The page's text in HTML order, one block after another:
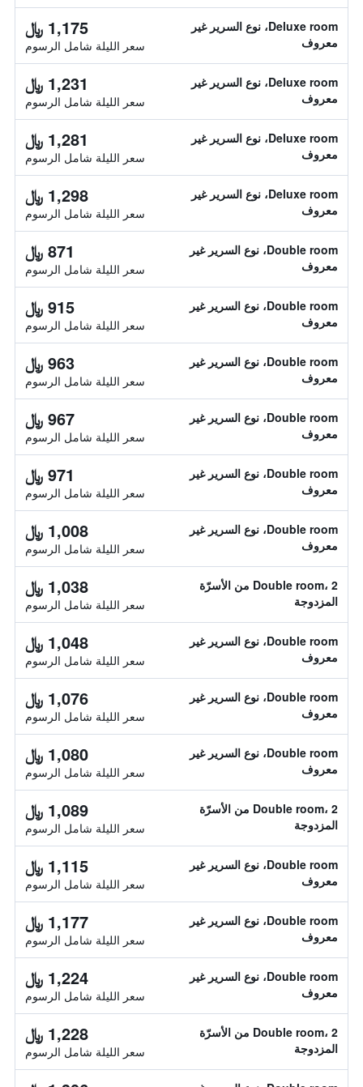
Deluxe room، نوع السرير غير
معروف
1,175 ﷼
سعر الليلة شامل الرسوم
Deluxe room، نوع السرير غير
معروف
1,231 ﷼
سعر الليلة شامل الرسوم
Deluxe room، نوع السرير غير
معروف
1,281 ﷼
سعر الليلة شامل الرسوم
Deluxe room، نوع السرير غير
معروف
1,298 ﷼
سعر الليلة شامل الرسوم
Double room، نوع السرير غير
معروف
871 ﷼
سعر الليلة شامل الرسوم
Double room، نوع السرير غير
معروف
915 ﷼
سعر الليلة شامل الرسوم
Double room، نوع السرير غير
معروف
963 ﷼
سعر الليلة شامل الرسوم
Double room، نوع السرير غير
معروف
967 ﷼
سعر الليلة شامل الرسوم
Double room، نوع السرير غير
معروف
971 ﷼
سعر الليلة شامل الرسوم
Double room، نوع السرير غير
معروف
1,008 ﷼
سعر الليلة شامل الرسوم
Double room، 2 من الأسرّة
المزدوجة
1,038 ﷼
سعر الليلة شامل الرسوم
Double room، نوع السرير غير
معروف
1,048 ﷼
سعر الليلة شامل الرسوم
Double room، نوع السرير غير
معروف
1,076 ﷼
سعر الليلة شامل الرسوم
Double room، نوع السرير غير
معروف
1,080 ﷼
سعر الليلة شامل الرسوم
Double room، 2 من الأسرّة
المزدوجة
1,089 ﷼
سعر الليلة شامل الرسوم
Double room، نوع السرير غير
معروف
1,115 ﷼
سعر الليلة شامل الرسوم
Double room، نوع السرير غير
معروف
1,177 ﷼
سعر الليلة شامل الرسوم
Double room، نوع السرير غير
معروف
1,224 ﷼
سعر الليلة شامل الرسوم
Double room، 2 من الأسرّة
المزدوجة
1,228 ﷼
سعر الليلة شامل الرسوم